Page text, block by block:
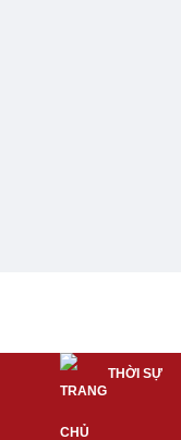
THỜI SỰ